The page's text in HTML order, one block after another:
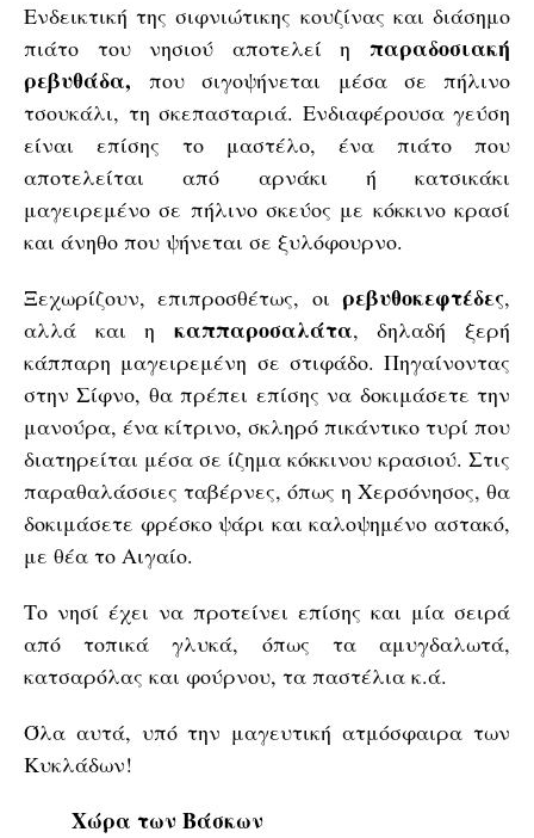
Ενδεικτική της σιφνιώτικης κουζίνας και διάσημο
πιάτο του νησιού αποτελεί η παραδοσιακή
ρεβυθάδα, που σιγοψήνεται μέσα σε πήλινο
τσουκάλι, τη σκεπασταριά. Ενδιαφέρουσα γεύση
είναι επίσης το μαστέλο, ένα πιάτο που
αποτελείται από αρνάκι ή κατσικάκι
μαγειρεμένο σε πήλινο σκεύος με κόκκινο κρασί
και άνηθο που ψήνεται σε ξυλόφουρνο.
Ξεχωρίζουν, επιπροσθέτως, οι ρεβυθοκεφτέδες,
αλλά και η καππαροσαλάτα, δηλαδή ξερή
κάππαρη μαγειρεμένη σε στιφάδο. Πηγαίνοντας
στην Σίφνο, θα πρέπει επίσης να δοκιμάσετε την
μανούρα, ένα κίτρινο, σκληρό πικάντικο τυρί που
διατηρείται μέσα σε ίζημα κόκκινου κρασιού. Στις
παραθαλάσσιες ταβέρνες, όπως η Χερσόνησος, θα
δοκιμάσετε φρέσκο ψάρι και καλοψημένο αστακό,
με θέα το Αιγαίο.
Το νησί έχει να προτείνει επίσης και μία σειρά
από τοπικά γλυκά, όπως τα αμυγδαλωτά,
κατσαρόλας και φούρνου, τα παστέλια κ.ά.
Όλα αυτά, υπό την μαγευτική ατμόσφαιρα των
Κυκλάδων!
Χώρα των Βάσκων